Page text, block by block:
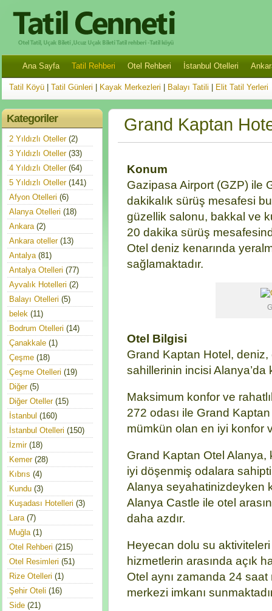
Ana Sayfa Tatil Rehberi Otel Rehberi İstanbul Otelleri
Tatil Köyü Tatil Günleri Kayak Merkezleri Balayı Tatili Elit Tatil Yerleri
Grand Kaptan
Konum
Gazipasa Airport (GZP) ile
dakikalık sürüş mesafesi
güzellik salonu, bakkal ve
20 dakika sürüş
Otel deniz kenarında
sağlamaktadır.
Otel Bilgisi
Grand Kaptan Hotel,
sahillerinin incisi Alanya’da
Maksimum konfor ve
272 odası ile Grand
mümkün olan en iyi konfor
Grand Kaptan Otel Alanya,
iyi döşenmiş odalara
Alanya seyahatinizdeyken
Alanya Castle ile otel
daha azdır.
Heyecan dolu su
hizmetlerin arasında açık
Otel aynı zamanda 24
merkezi imkanı
Kategoriler
2 Yıldızlı Oteller(2)
3 Yıldızlı Oteller(33)
4 Yıldızlı Oteller(64)
5 Yıldızlı Oteller(141)
Afyon Otelleri (6)
Alanya Otelleri (18)
Ankara(2)
Ankara oteller(13)
Antalya(81)
Antalya Otelleri (77)
Ayvalık Hotelleri (2)
Balayı Otelleri (5)
belek (11)
Bodrum Otelleri (14)
Çanakkale (1)
Çeşme (18)
Çeşme Otelleri (19)
Diğer(5)
Diğer Oteller(15)
İstanbul (160)
İstanbul Otelleri (150)
İzmir(18)
Kemer(28)
Kıbrıs (4)
Kundu (3)
Kuşadası Hotelleri (3)
Lara(7)
Muğla(1)
Otel Rehberi (215)
Otel Resimleri (51)
Rize Otelleri (1)
Şehir Oteli (16)
Side (21)